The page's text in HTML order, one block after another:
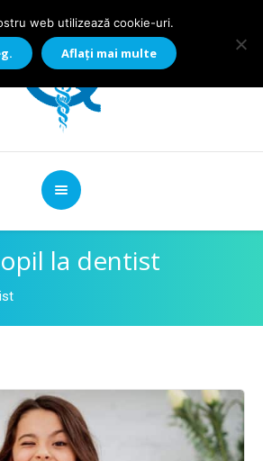
la dentist
web utilizează cookie-uri.
Aflați mai multe